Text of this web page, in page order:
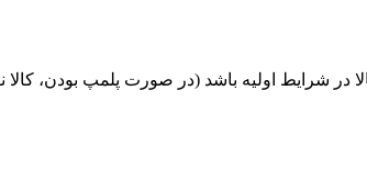
شرایط اولیه باشد (در صورت پلمپ بودن، کالا